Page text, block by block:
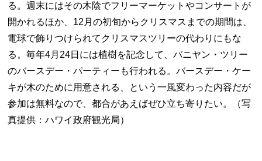
る。週末にはその木陰でフリーマーケットやコンサートが
開かれるほか、12月の初旬からクリスマスまでの期間は、
電球で飾りつけられてクリスマスツリーの代わりにもな
る。毎年4月24日には植樹を記念して、バニヤン・ツリー
のバースデー・パーティーも行われる。バースデー・ケー
キが木のために用意される、という一風変わった内容だが
参加は無料なので、都合があえばぜひ立ち寄りたい。（写
真提供：ハワイ政府観光局）